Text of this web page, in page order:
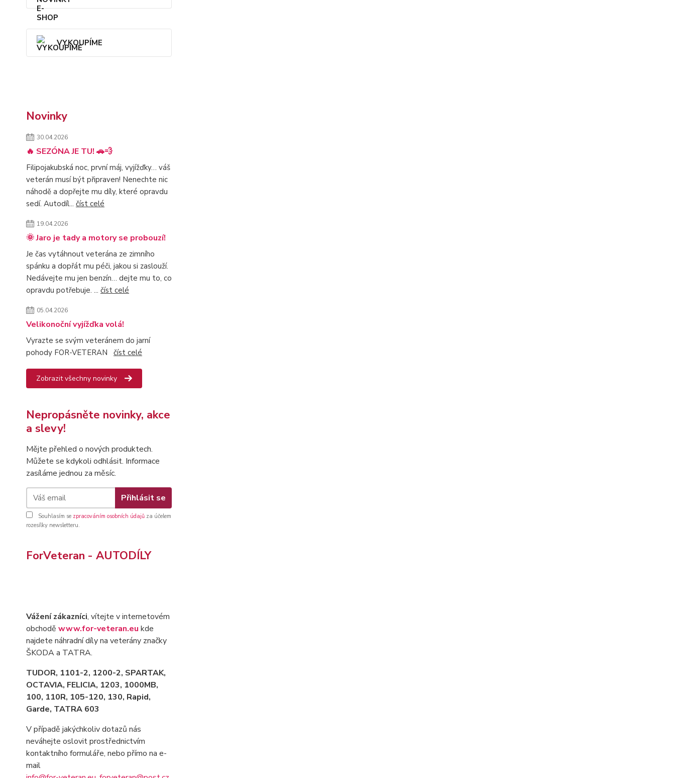
VYKOUPÍME
Novinky
30.04.2026
🔥 SEZÓNA JE TU! 🚗💨
Filipojakubská noc, první máj, vyjížďky… váš
veterán musí být připraven! Nenechte nic
náhodě a dopřejte mu díly, které opravdu
sedí. Autodíl... číst celé
19.04.2026
🌞 Jaro je tady a motory se probouzí!
Je čas vytáhnout veterána ze zimního
spánku a dopřát mu péči, jakou si zaslouží.
Nedávejte mu jen benzín… dejte mu to, co
opravdu potřebuje. ... číst celé
05.04.2026
Velikonoční vyjížďka volá!
Vyrazte se svým veteránem do jarní
pohody FOR-VETERAN číst celé
Zobrazit všechny novinky
Nepropásněte novinky, akce
a slevy!
Mějte přehled o nových produktech.
Můžete se kdykoli odhlásit. Informace
zasíláme jednou za měsíc.
Přihlásit se
Souhlasím se zpracováním osobních údajů za účelem
rozesílky newsletteru.
ForVeteran - AUTODÍLY
Vážení zákazníci, vítejte v internetovém
obchodě www.for-veteran.eu kde
najdete náhradní díly na veterány značky
ŠKODA a TATRA.
TUDOR, 1101-2, 1200-2, SPARTAK,
OCTAVIA, FELICIA, 1203, 1000MB,
100, 110R, 105-120, 130, Rapid,
Garde, TATRA 603
V případě jakýchkoliv dotazů nás
neváhejte oslovit prostřednictvím
kontaktního formuláře, nebo přímo na e-
mail